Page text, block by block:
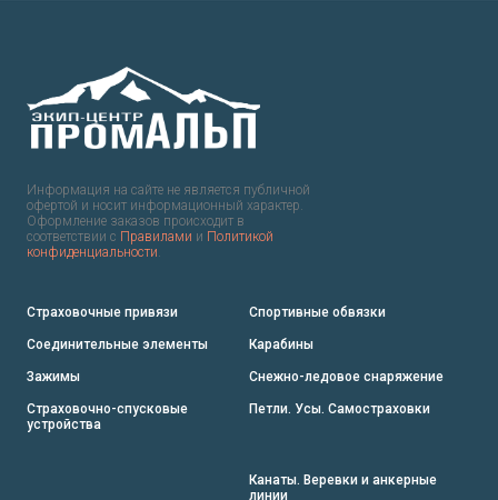
Информация на сайте не является публичной
офертой и носит информационный характер.
Оформление заказов происходит в
соответствии с Правилами и Политикой
конфиденциальности.
Страховочные привязи
Соединительные элементы
Зажимы
Страховочно-спусковые
устройства
Спортивные обвязки
Карабины
Снежно-ледовое снаряжение
Петли. Усы. Самостраховки
Канаты. Веревки и анкерные
линии